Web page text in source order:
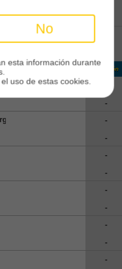
Clasificación
-
-
-
-
-
-
-
-
-
-
No
esta información durante
uso de estas cookies.